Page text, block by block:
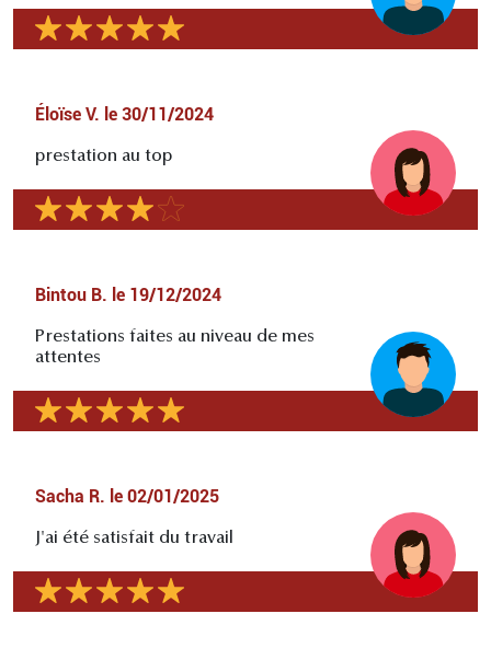
Éloïse V. le 30/11/2024
prestation au top
Bintou B. le 19/12/2024
Prestations faites au niveau de mes
attentes
Sacha R. le 02/01/2025
J'ai été satisfait du travail